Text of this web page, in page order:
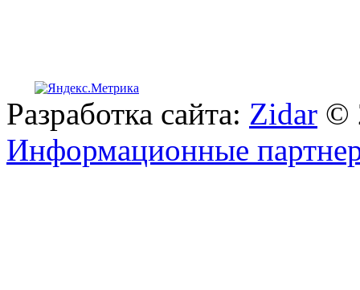
Разработка сайта: Zidar ©
Информационные